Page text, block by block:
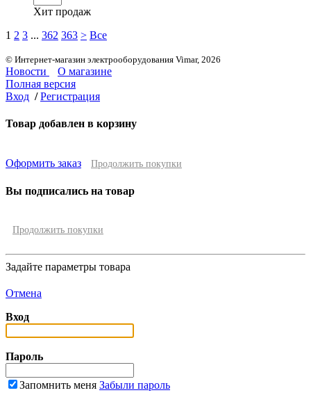
Хит продаж
1 2 3 ... 362 363 > Все
© Интернет-магазин электрооборудования Vimar, 2026
Новости
О магазине
Полная версия
Вход / Регистрация
Товар добавлен в корзину
Оформить заказ Продолжить покупки
Вы подписались на товар
Продолжить покупки
Задайте параметры товара
Отмена
Вход
Пароль
Запомнить меня Забыли пароль